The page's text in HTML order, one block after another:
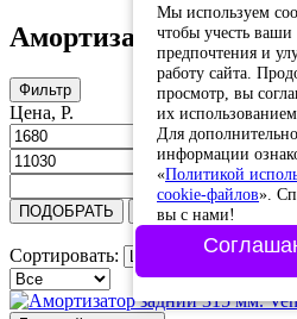
Амортизаторы
Фильтр
Цена, Р.
ПОДОБРАТЬ Сбросить
Сортировать:
Мы используем
чтобы учесть ваши
предпочтения и
работу сайта.
просмотр, вы
их использованием.
Для
информации
«Политикой
cookie-файлов».
вы с нами!